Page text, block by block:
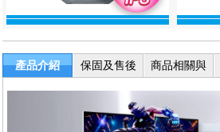
產品介紹
保固及售後
服務
商品相關與
退換貨